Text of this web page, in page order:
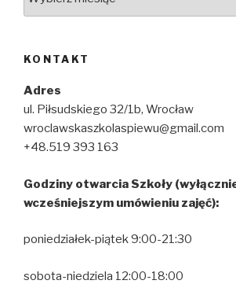
KONTAKT
Adres
ul. Piłsudskiego 32/1b, Wrocław
wroclawskaszkolaspiewu@gmail.com
+48.519 393 163
Godziny otwarcia Szkoły
wcześniejszym umówieniu zajęć):
poniedziałek-piątek 9:00-21:30
sobota-niedziela 12:00-18:00